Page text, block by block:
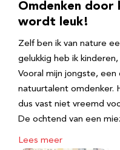
Omdenken door
wordt leuk!
Zelf ben ik van nature
gelukkig heb ik
Vooral mijn jongste,
natuurtalent omdenker.
dus vast niet vreemd
De ochtend van een
Lees meer